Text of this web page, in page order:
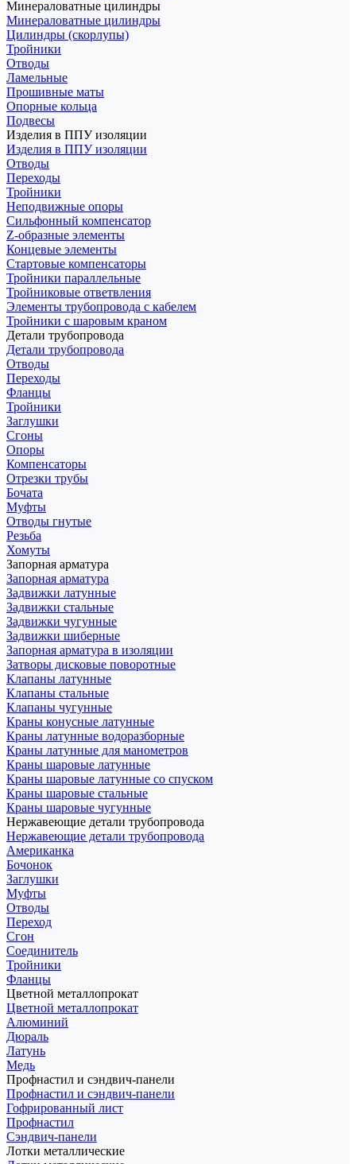
Минераловатные цилиндры
Минераловатные цилиндры
Цилиндры (скорлупы)
Тройники
Отводы
Ламельные
Прошивные маты
Опорные кольца
Подвесы
Изделия в ППУ изоляции
Изделия в ППУ изоляции
Отводы
Переходы
Тройники
Неподвижные опоры
Cильфонный компенсатор
Z-образные элементы
Концевые элементы
Стартовые компенсаторы
Тройники параллельные
Тройниковые ответвления
Элементы трубопровода с кабелем
Тройники с шаровым краном
Детали трубопровода
Детали трубопровода
Отводы
Переходы
Фланцы
Тройники
Заглушки
Сгоны
Опоры
Компенсаторы
Отрезки трубы
Бочата
Муфты
Отводы гнутые
Резьба
Хомуты
Запорная арматура
Запорная арматура
Задвижки латунные
Задвижки стальные
Задвижки чугунные
Задвижки шиберные
Запорная арматура в изоляции
Затворы дисковые поворотные
Клапаны латунные
Клапаны стальные
Клапаны чугунные
Краны конусные латунные
Краны латунные водоразборные
Краны латунные для манометров
Краны шаровые латунные
Краны шаровые латунные со спуском
Краны шаровые стальные
Краны шаровые чугунные
Нержавеющие детали трубопровода
Нержавеющие детали трубопровода
Американка
Бочонок
Заглушки
Муфты
Отводы
Переход
Сгон
Соединитель
Тройники
Фланцы
Цветной металлопрокат
Цветной металлопрокат
Алюминий
Дюраль
Латунь
Медь
Профнастил и сэндвич-панели
Профнастил и сэндвич-панели
Гофрированный лист
Профнастил
Сэндвич-панели
Лотки металлические